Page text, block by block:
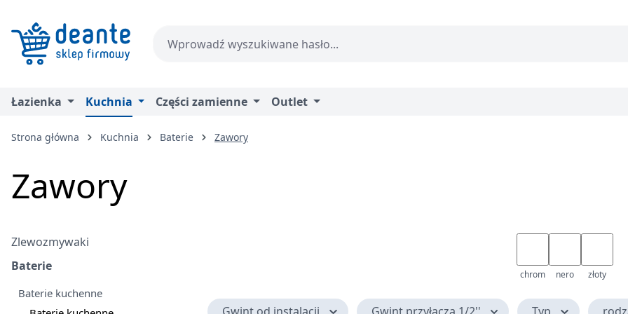
Łazienka Kuchnia Części zamienne Outlet
Strona główna Kuchnia Baterie Zawory
Zawory
Zlewozmywaki
Baterie
Baterie kuchenne
chrom nero złoty
Gwint od instalacji Gwint przyłącza 1/2'' Typ